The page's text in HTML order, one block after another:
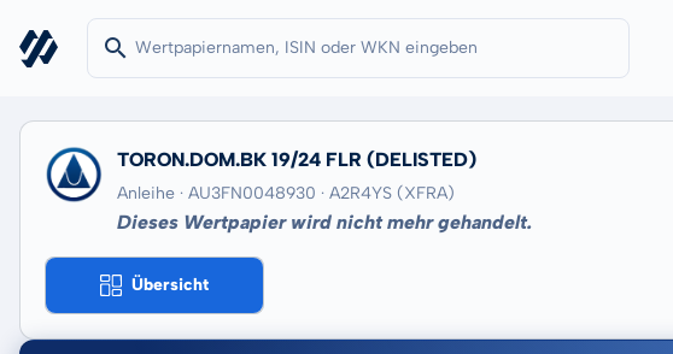
TORON.DOM.BK 19/24 FLR (DELISTED)
Anleihe · AU3FN0048930 · A2R4YS (XFRA)
Dieses Wertpapier wird nicht mehr gehandelt.
Übersicht